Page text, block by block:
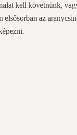
kell követnünk,
az